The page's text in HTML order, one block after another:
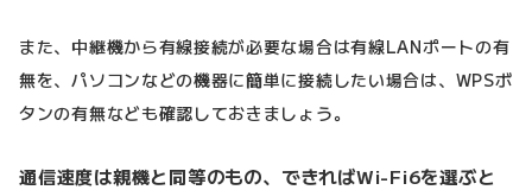
また、中継機から有線接続が必要な場合は有線LANポートの有
無を、パソコンなどの機器に簡単に接続したい場合は、WPSボ
タンの有無なども確認しておきましょう。
通信速度は親機と同等のもの、できればWi-Fi6を選ぶと